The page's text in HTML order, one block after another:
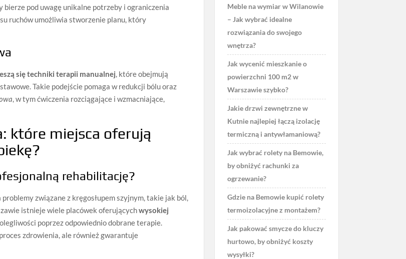
bierze pod uwagę unikalne potrzeby i ograniczenia
ruchów umożliwia stworzenie planu, który
się techniki terapii manualnej, które obejmują
Takie podejście pomaga w redukcji bólu oraz
, w tym ćwiczenia rozciągające i wzmacniające,
które miejsca oferują
rehabilitację?
związane z kręgosłupem szyjnym, takie jak ból,
istnieje wiele placówek oferującychwysokiej
poprzez odpowiednio dobrane terapie.
zdrowienia, ale również gwarantuje
Meble na wymiar w Wilanowie
– Jak wybrać idealne
rozwiązania do swojego
wnętrza?
Jak wycenić mieszkanie o
powierzchni 100 m2 w
Warszawie szybko?
Jakie drzwi zewnętrzne w
Kutnie najlepiej łączą izolację
termiczną i antywłamaniową?
Jak wybrać rolety na Bemowie,
by obniżyć rachunki za
ogrzewanie?
Gdzie na Bemowie kupić rolety
termoizolacyjne z montażem?
Jak pakować smycze do kluczy
hurtowo, by obniżyć koszty
wysyłki?